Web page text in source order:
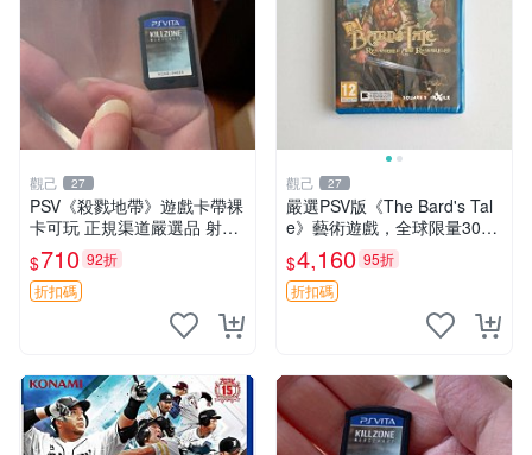
觀己 27
PSV《殺戮地帶》遊戲卡帶裸
卡可玩 正規渠道嚴選品 射擊
愛好者推薦 收藏自用兩相宜
殺戮地帶 PSV 卡帶 射擊遊戲
$710 92折
折扣碼
觀己 27
嚴選PSV版《The Bard's Tal
e》藝術遊戲，全球限量3000
份全新未拆封 冰城傳奇 PSV
vita The Bard's Tale red
$4,160 95折
折扣碼